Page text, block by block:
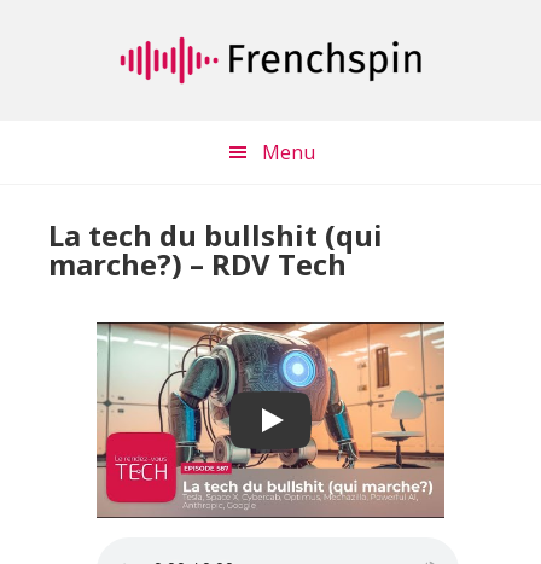
Menu
La tech du bullshit (qui
marche?) – RDV Tech
Play